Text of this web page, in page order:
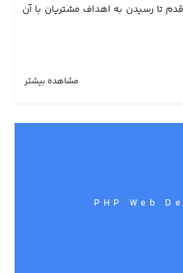
تا رسیدن به اهداف مشتریان با آن
مشاهده بیشتر
PHP Web